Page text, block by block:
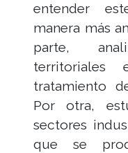
entender
manera más
parte,
tratamiento
Por otra,
sectores
que se